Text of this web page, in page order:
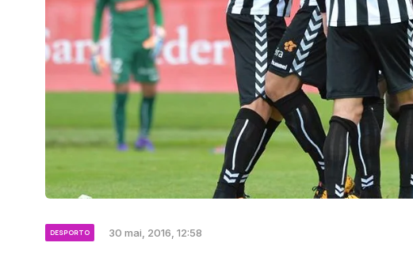
DESPORTO 30 mai, 2016, 12:58